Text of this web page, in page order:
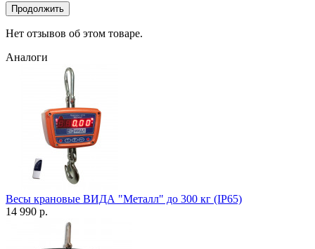
Продолжить
Нет отзывов об этом товаре.
Аналоги
Весы крановые ВИДА "Металл" до 300 кг (IP65)
14 990 р.